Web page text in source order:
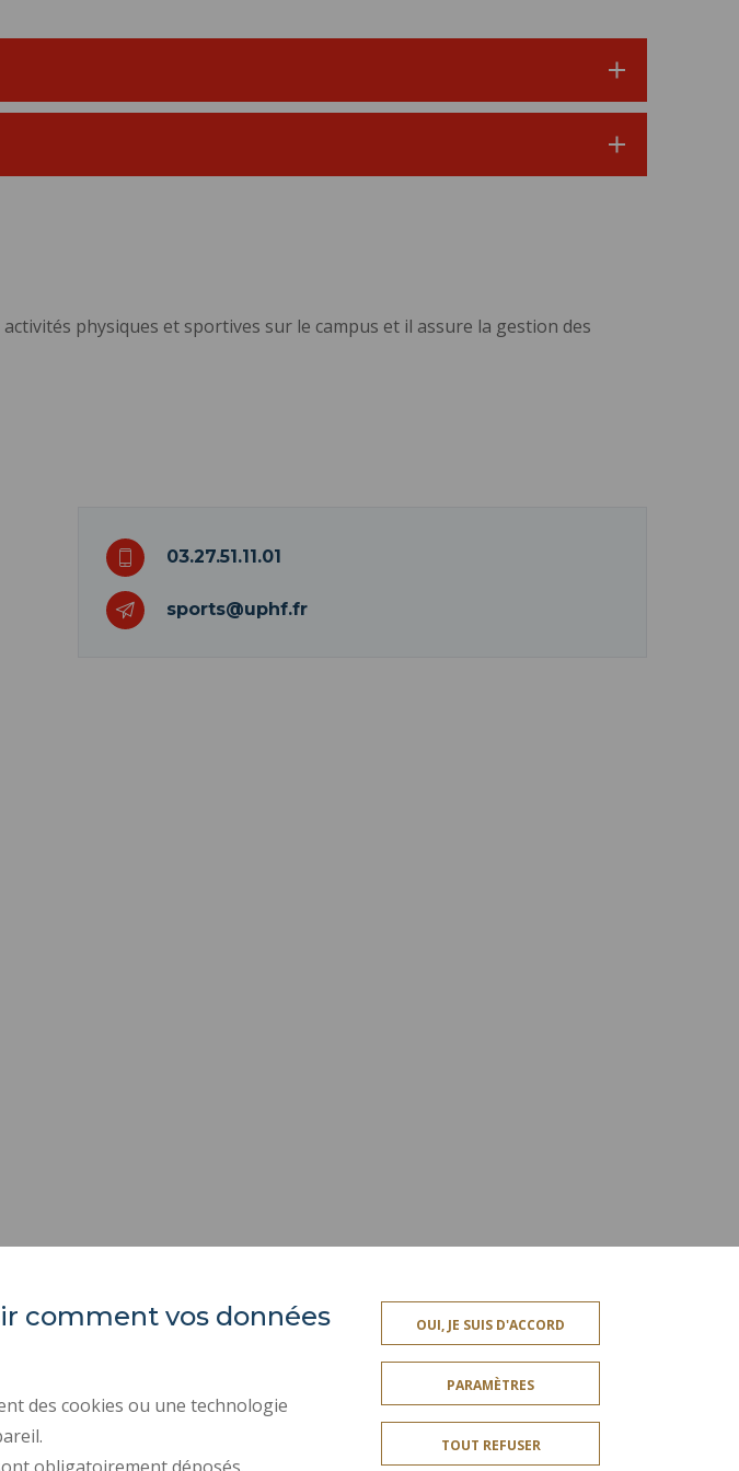
physiques et sportives sur le campus et il assure la gestion des
03.27.51.11.01
sports@uphf.fr
ORGANIGRAMMES ACCESSIBILITÉ
DONNÉES PERSONNELLES
RECRUTEMENTS CRÉDITS
comment vos données
des cookies ou une technologie
OUI, JE SUIS D'ACCORD
PARAMÈTRES
TOUT REFUSER